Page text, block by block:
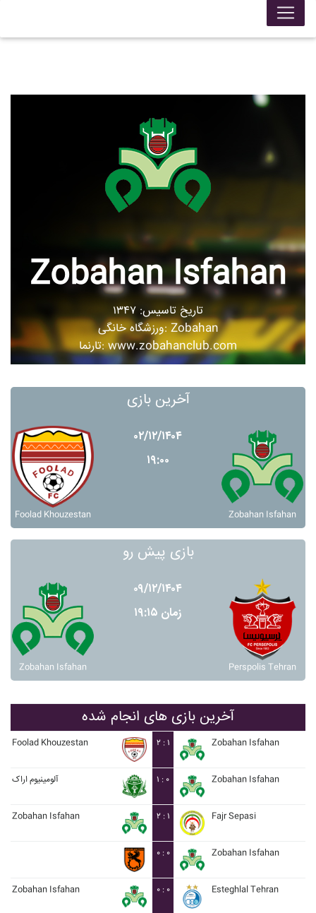
Zobahan Isfahan
تاریخ تاسیس: ۱۳۴۷
ورزشگاه خانگی: Zobahan
تارنما: www.zobahanclub.com
آخرین بازی
Foolad Khouzestan
۰۲/۱۲/۱۴۰۴
۱۹:۰۰
Zobahan Isfahan
بازی پیش رو
Zobahan Isfahan
۰۹/۱۲/۱۴۰۴
زمان ۱۹:۱۵
Perspolis Tehran
آخرین بازی های انجام شده
Foolad Khouzestan ۲ : ۱ Zobahan Isfahan
آلومينيوم اراک ۱ : ۰ Zobahan Isfahan
Zobahan Isfahan ۲ : ۱ Fajr Sepasi
۰ : ۰ Zobahan Isfahan
Zobahan Isfahan ۰ : ۰ Esteghlal Tehran